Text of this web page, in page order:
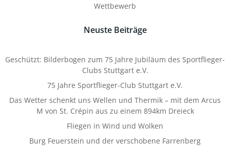
Wettbewerb
Neuste Beiträge
Geschützt: Bilderbogen zum 75 Jahre Jubiläum des Sportflieger-
Clubs Stuttgart e.V.
75 Jahre Sportflieger-Club Stuttgart e.V.
Das Wetter schenkt uns Wellen und Thermik – mit dem Arcus
M von St. Crépin aus zu einem 894km Dreieck
Fliegen in Wind und Wolken
Burg Feuerstein und der verschobene Farrenberg